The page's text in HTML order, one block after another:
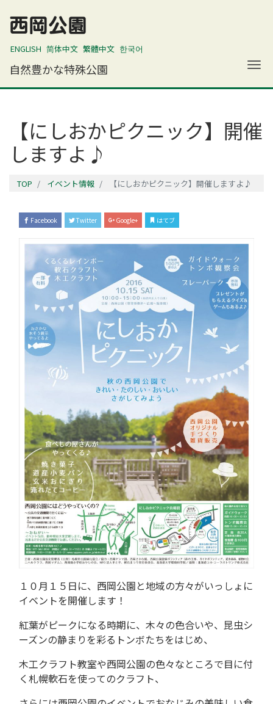
西岡公園
ENGLISH 简体中文 繁體中文 한국어
自然豊かな特殊公園 ナ
【にしおかピクニック】開催
しますよ♪
TOP イベント情報 【にしおかピクニック】開催しますよ♪
Facebook Twitter Google+ はてブ
１０月１５日に、西岡公園と地域の方々がいっしょに
イベントを開催します！
紅葉がピークになる時期に、木々の色合いや、昆虫シ
ーズンの静まりを彩るトンボたちをはじめ、
木工クラフト教室や西岡公園の色々なところで目に付
く札幌軟石を使ってのクラフト、